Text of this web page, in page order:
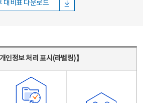
대비표 다운로드
개인정보 처리 표시(라벨링)】